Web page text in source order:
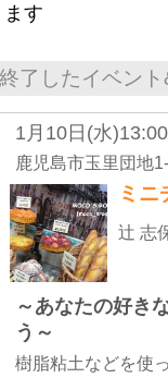
ます
終了したイベン
1月10日(水
鹿児島市玉里団地
ミニ
辻 志
～あなたの好き
う～
樹脂粘土などを使